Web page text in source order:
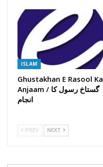
ISLAM
Ghustakhan E Rasool Ka
Anjaam / گستاخ رسول کا
انجام
PREV NEXT